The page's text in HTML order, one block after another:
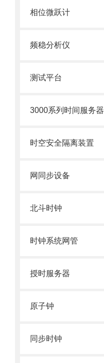
相位微跃计
频稳分析仪
测试平台
3000系列时间服务器
时空安全隔离装置
网同步设备
北斗时钟
时钟系统网管
授时服务器
原子钟
同步时钟